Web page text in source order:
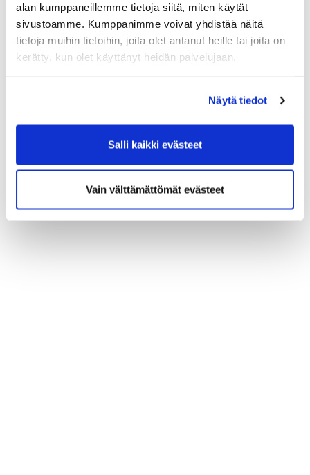
alan kumppaneillemme tietoja siitä, miten käytät
sivustoamme. Kumppanimme voivat yhdistää näitä
tietoja muihin tietoihin, joita olet antanut heille tai joita on
kerätty, kun olet käyttänyt heidän palvelujaan.
Näytä tiedot
Salli kaikki evästeet
Vain välttämättömät evästeet
Haluan tilata Hartola Golf uutiskirjeen
Olen lukenut tietosuojaselosteen ja hyväksyn
henkilötietojeni käsittelyn (*)